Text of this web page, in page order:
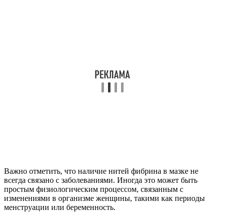
Важно отметить, что наличие нитей фибрина в мазке не
всегда связано с заболеваниями. Иногда это может быть
простым физиологическим процессом, связанным с
изменениями в организме женщины, такими как периоды
менструации или беременность.